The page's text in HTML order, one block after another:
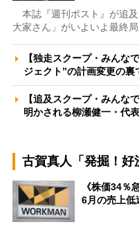
本誌『週刊ポスト』が追
大家さん」がいよいよ最終
【独走スクープ・みんな
ジェクト”の計画変更の
【追及スクープ・みんな
明かされる柳瀬健一・代
古賀真人「発掘！好
《株価34％
6月の売上